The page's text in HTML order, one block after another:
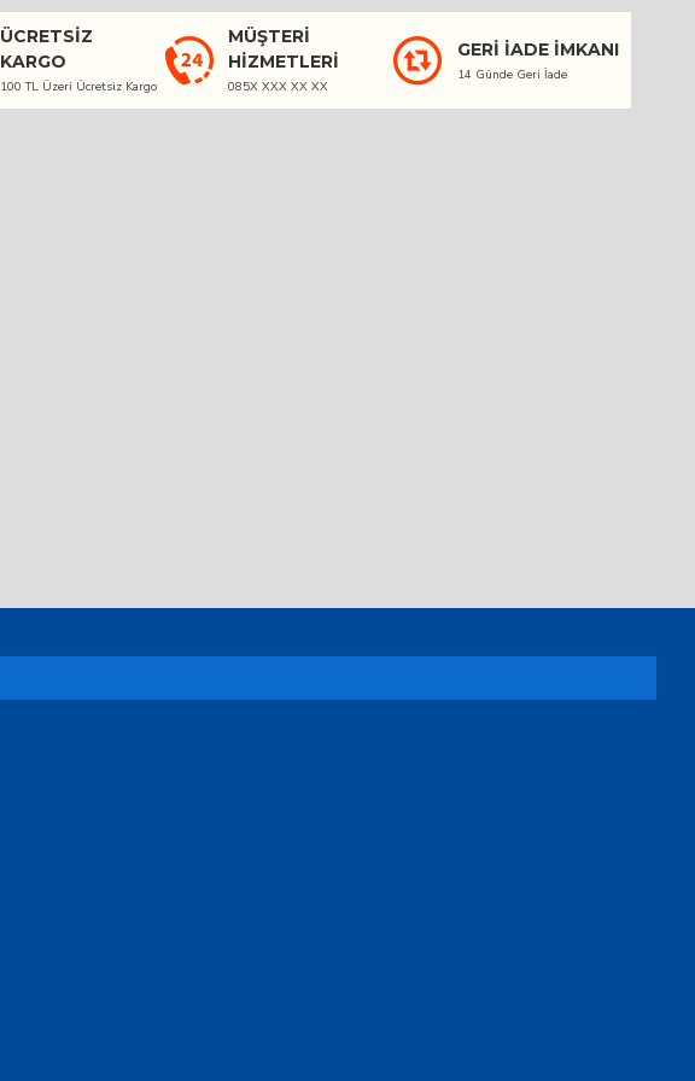
ÜCRETSIZ
KARGO
100 TL Üzeri Ücretsiz Kargo
MÜŞTERI
HIZMETLERI
085X XXX XX XX
GERI İADE İMKANI
14 Günde Geri İade